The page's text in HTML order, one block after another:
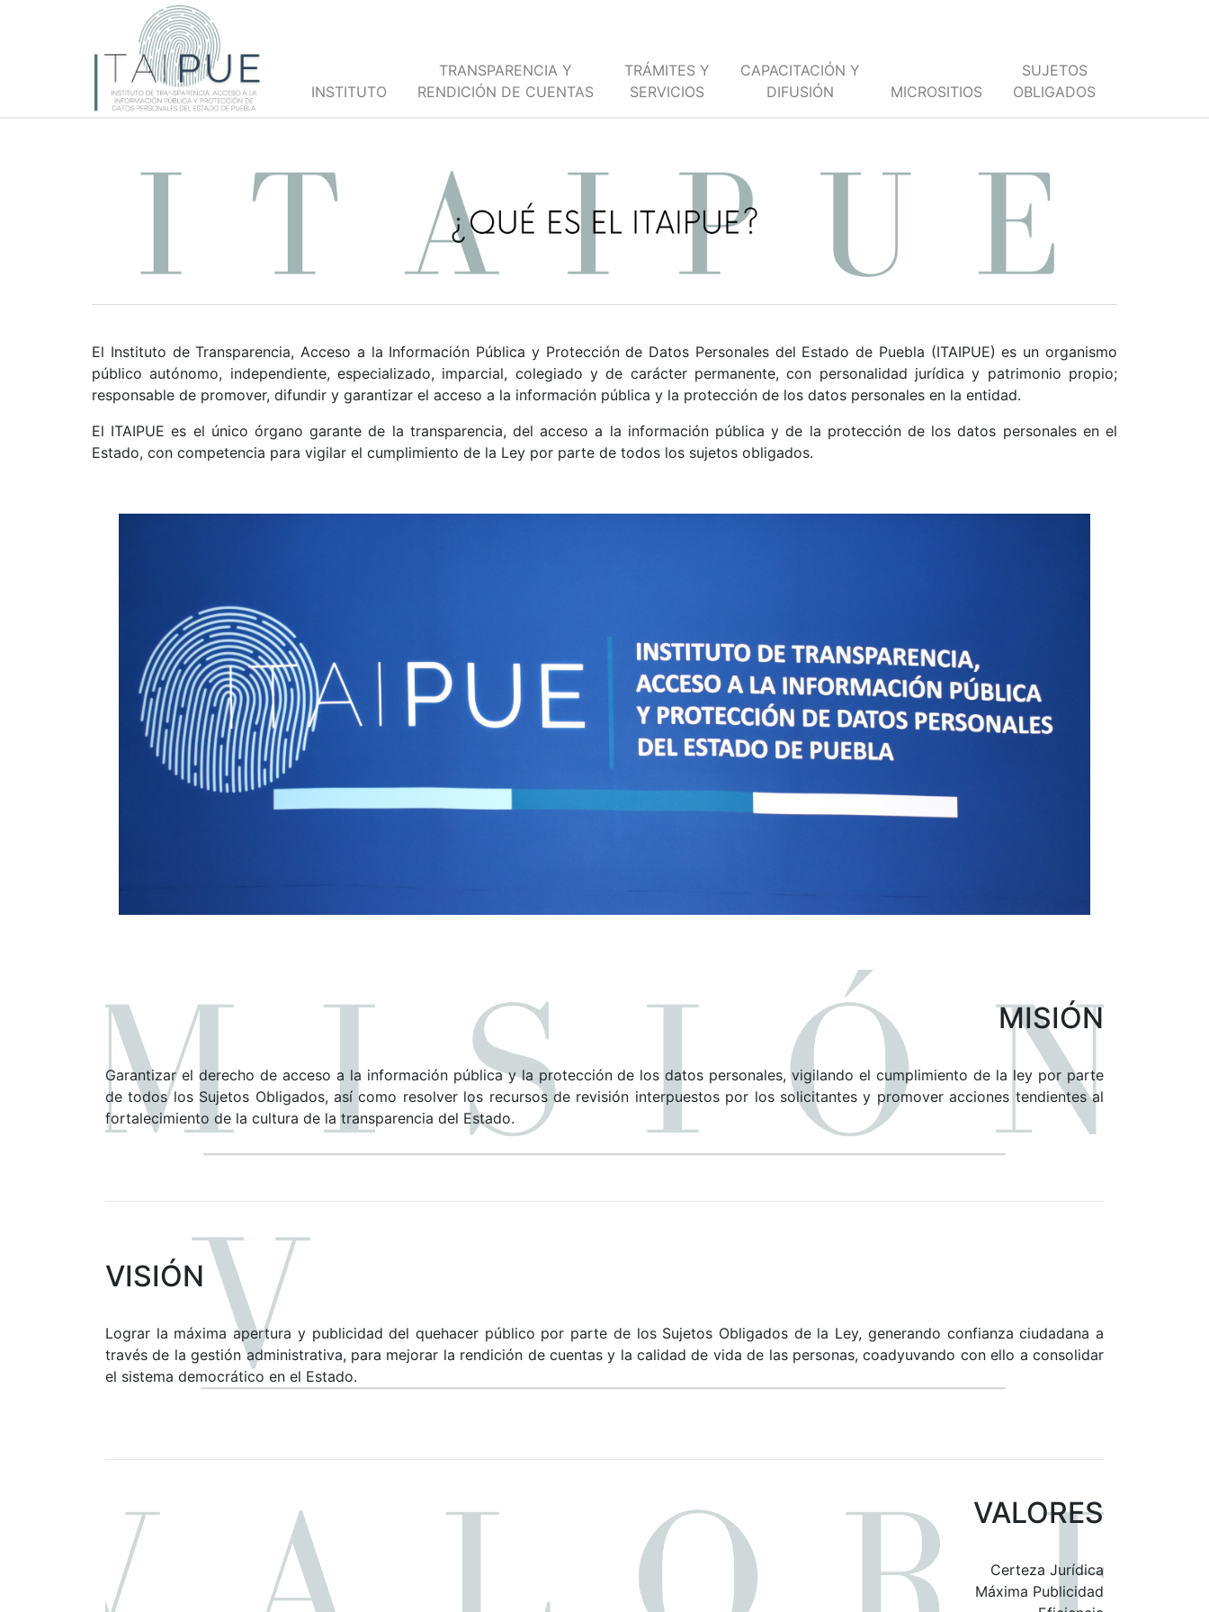
INSTITUTO
TRANSPARENCIA Y
RENDICIÓN DE CUENTAS
TRÁMITES Y
SERVICIOS
CAPACITACIÓN Y
DIFUSIÓN
MICROSITIOS
SUJETOS
OBLIGADOS
El Instituto de Transparencia, Acceso a la Información Pública y Protección de Datos Personales del Estado de Puebla (ITAIPUE) es un organismo
público autónomo, independiente, especializado, imparcial, colegiado y de carácter permanente, con personalidad jurídica y patrimonio propio;
responsable de promover, difundir y garantizar el acceso a la información pública y la protección de los datos personales en la entidad.
El ITAIPUE es el único órgano garante de la transparencia, del acceso a la información pública y de la protección de los datos personales en el
Estado, con competencia para vigilar el cumplimiento de la Ley por parte de todos los sujetos obligados.
MISIÓN
Garantizar el derecho de acceso a la información pública y la protección de los datos personales, vigilando el cumplimiento de la ley por parte
de todos los Sujetos Obligados, así como resolver los recursos de revisión interpuestos por los solicitantes y promover acciones tendientes al
fortalecimiento de la cultura de la transparencia del Estado.
VISIÓN
Lograr la máxima apertura y publicidad del quehacer público por parte de los Sujetos Obligados de la Ley, generando confianza ciudadana a
través de la gestión administrativa, para mejorar la rendición de cuentas y la calidad de vida de las personas, coadyuvando con ello a consolidar
el sistema democrático en el Estado.
VALORES
Certeza Jurídica
Máxima Publicidad